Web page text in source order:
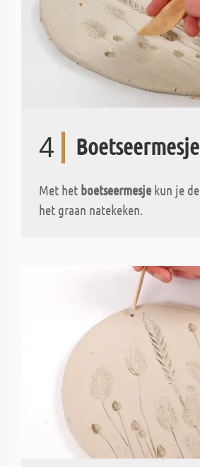
4 Boetseermesje
Met het boetseermesje kun je de
het graan natekeken.